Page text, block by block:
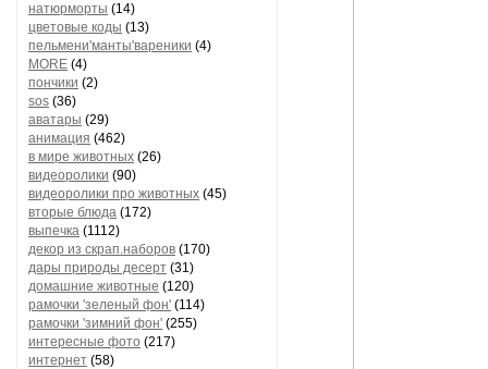
натюрморты (14)
цветовые коды (13)
пельмени'манты'вареники (4)
MORE (4)
пончики (2)
sos (36)
аватары (29)
анимация (462)
в мире животных (26)
видеоролики (90)
видеоролики про животных (45)
вторые блюда (172)
выпечка (1112)
декор из скрап.наборов (170)
дары природы десерт (31)
домашние животные (120)
рамочки 'зеленый фон' (114)
рамочки 'зимний фон' (255)
интересные фото (217)
интернет (58)